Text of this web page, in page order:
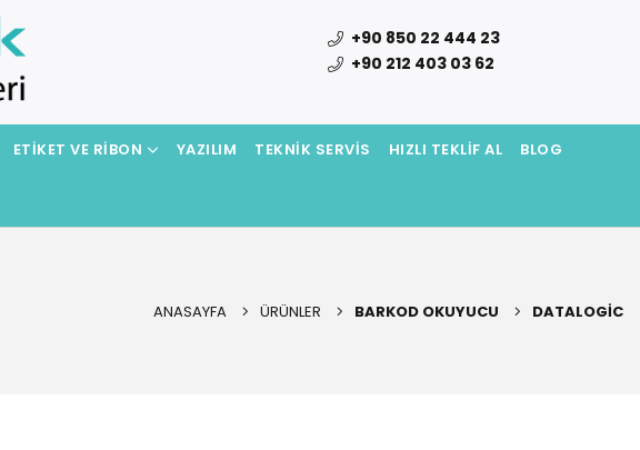
+90 850 22 444 23
+90 212 403 03 62
ETIKET VE RIBON YAZILIM TEKNIK SERVIS HIZLI TEKLIF AL BLOG
ANASAYFA ÜRÜNLER BARKOD OKUYUCU DATALOGIC